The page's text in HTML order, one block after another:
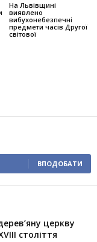
На Львівщині
виявлено
вибухонебезпечні
предмети часів Другої
світової
ВПОДОБАТИ
церкву
століття